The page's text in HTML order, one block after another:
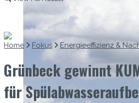
Home Fokus Energieeffizienz &
Grünbeck gewinnt
für